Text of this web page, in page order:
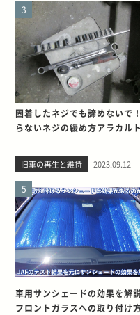
3
固着したネジでも諦めないで
らないネジの緩め方アラカルト
旧車の再生と維持 2023.09.12
5
車用サンシェードの効果を解
フロントガラスへの取り付け